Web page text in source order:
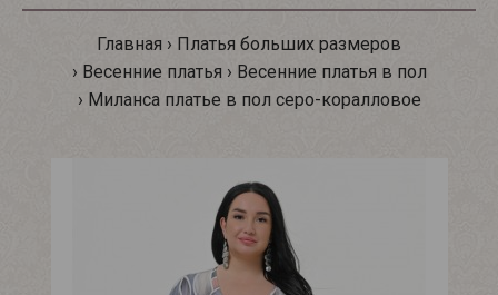
Главная
Платья больших размеров
Весенние платья
Весенние платья в пол
Миланса платье в пол серо-коралловое